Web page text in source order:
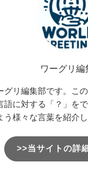
ワーグリ編
グリ編集部です。こ
語に対する「？」を
う様々な言葉を紹介し
>>当サイトの詳